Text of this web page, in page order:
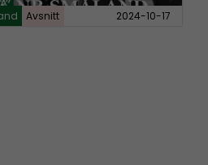
Avsnitt 2024-10-17